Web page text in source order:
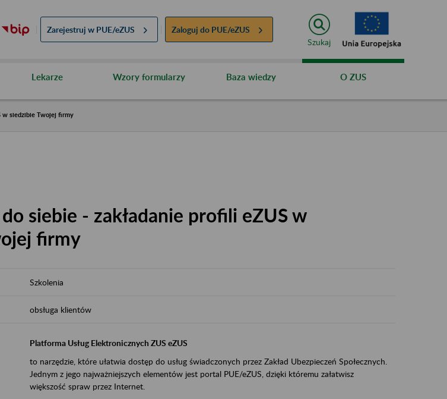
Zarejestruj w PUE/eZUS Zaloguj do PUE/eZUS
Szukaj
Lekarze Wzory formularzy Baza wiedzy O ZUS
w siedzibie Twojej firmy
siebie - zakładanie profili eZUS w
firmy
Szkolenia
obsługa klientów
Platforma Usług Elektronicznych ZUS eZUS
to narzędzie, które ułatwia dostęp do usług świadczonych przez Zakład Ubezpieczeń Społecznych.
Jednym z jego najważniejszych elementów jest portal PUE/eZUS, dzięki któremu załatwisz
większość spraw przez Internet.